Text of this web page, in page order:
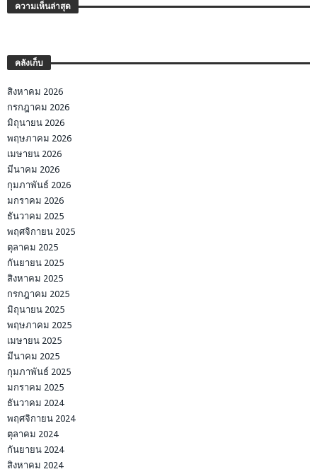
ความเห็นล่าสุด
คลังเก็บ
สิงหาคม 2026
กรกฎาคม 2026
มิถุนายน 2026
พฤษภาคม 2026
เมษายน 2026
มีนาคม 2026
กุมภาพันธ์ 2026
มกราคม 2026
ธันวาคม 2025
พฤศจิกายน 2025
ตุลาคม 2025
กันยายน 2025
สิงหาคม 2025
กรกฎาคม 2025
มิถุนายน 2025
พฤษภาคม 2025
เมษายน 2025
มีนาคม 2025
กุมภาพันธ์ 2025
มกราคม 2025
ธันวาคม 2024
พฤศจิกายน 2024
ตุลาคม 2024
กันยายน 2024
สิงหาคม 2024